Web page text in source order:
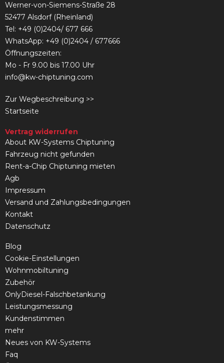
Werner-von-Siemens-Straße 28
52477 Alsdorf (Rheinland)
Tel: +49 (0)2404/ 677 666
WhatsApp: +49 (0)2404 / 677666
Öffnungszeiten:
Mo - Fr 9.00 bis 17.00 Uhr
info@kw-chiptuning.com
Zur Wegbeschreibung >>
Startseite
Vertrag widerrufen
About KW-Systems Chiptuning
Fahrzeug nicht gefunden
Rent-a-Chip Chiptuning mieten
Agb
Impressum
Versand und Zahlungsbedingungen
Kontakt
Datenschutz
Blog
Cookie-Einstellungen
Wohnmobiltuning
Zubehör
OnlyDiesel-Falschbetankung
Leistungsmessung
Kundenstimmen
mehr
Neues von KW-Systems
Faq